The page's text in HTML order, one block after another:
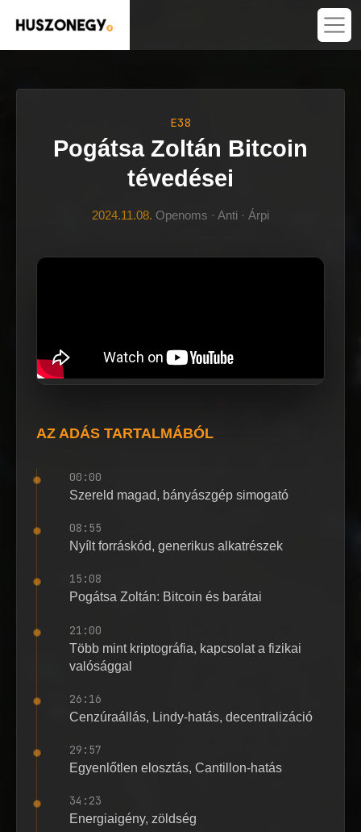
E38
Pogátsa Zoltán Bitcoin
tévedései
2024.11.08. Openoms · Anti · Árpi
AZ ADÁS TARTALMÁBÓL
00:00
Szereld magad, bányászgép simogató
08:55
Nyílt forráskód, generikus alkatrészek
15:08
Pogátsa Zoltán: Bitcoin és barátai
21:00
Több mint kriptográfia, kapcsolat a fizikai
valósággal
26:16
Cenzúraállás, Lindy-hatás, decentralizáció
29:57
Egyenlőtlen elosztás, Cantillon-hatás
34:23
Energiaigény, zöldség